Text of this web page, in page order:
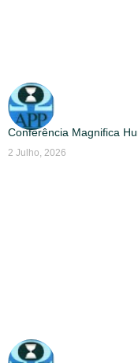
Conferência Magnifica
2 Julho, 2026